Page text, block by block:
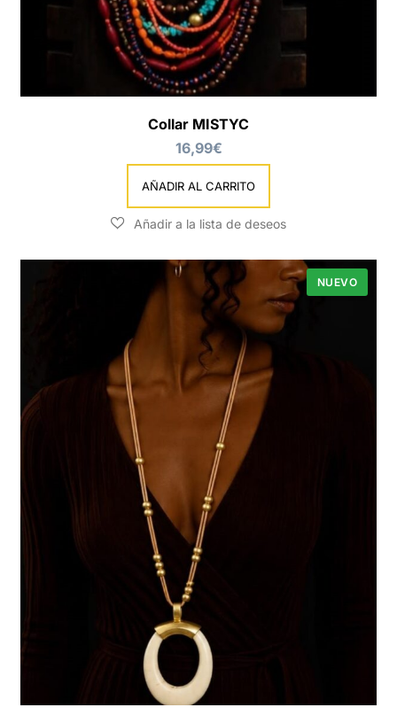
Collar MISTYC
16,99€
AÑADIR AL CARRITO
NUEVO